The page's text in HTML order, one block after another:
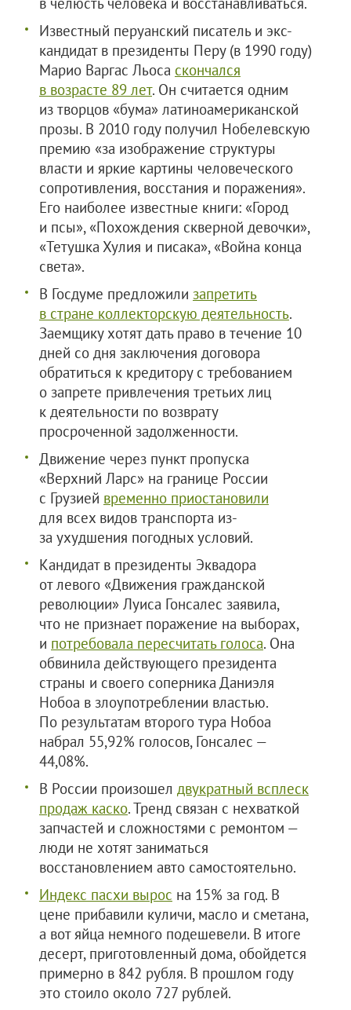
Известный перуанский писатель и экс-
кандидат в президенты Перу (в 1990 году)
Марио Варгас Льоса скончался
в возрасте 89 лет. Он считается одним
из творцов «бума» латиноамериканской
прозы. В 2010 году получил Нобелевскую
премию «за изображение структуры
власти и яркие картины человеческого
сопротивления, восстания и поражения».
Его наиболее известные книги: «Город
и псы», «Похождения скверной девочки»,
«Тетушка Хулия и писака», «Война конца
света».
В Госдуме предложили запретить
в стране коллекторскую деятельность.
Заемщику хотят дать право в течение 10
дней со дня заключения договора
обратиться к кредитору с требованием
о запрете привлечения третьих лиц
к деятельности по возврату
просроченной задолженности.
Движение через пункт пропуска
«Верхний Ларс» на границе России
с Грузией временно приостановили
для всех видов транспорта из-
за ухудшения погодных условий.
Кандидат в президенты Эквадора
от левого «Движения гражданской
революции» Луиса Гонсалес заявила,
что не признает поражение на выборах,
и потребовала пересчитать голоса. Она
обвинила действующего президента
страны и своего соперника Даниэля
Нобоа в злоупотреблении властью.
По результатам второго тура Нобоа
набрал 55,92% голосов, Гонсалес —
44,08%.
В России произошел двукратный всплеск
продаж каско. Тренд связан с нехваткой
запчастей и сложностями с ремонтом —
люди не хотят заниматься
восстановлением авто самостоятельно.
Индекс пасхи вырос на 15% за год. В
цене прибавили куличи, масло и сметана,
а вот яйца немного подешевели. В итоге
десерт, приготовленный дома, обойдется
примерно в 842 рубля. В прошлом году
это стоило около 727 рублей.